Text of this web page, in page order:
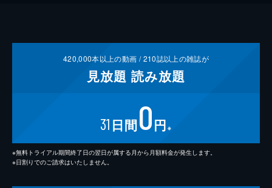
420,000本以上の動画 /210誌以上の雑誌が
見放題 読み放題
31 日間0円 ※
※無料トライアル期間終了日の翌日が属する月から月額料金が発生します。
※日割りでのご請求はいたしません。